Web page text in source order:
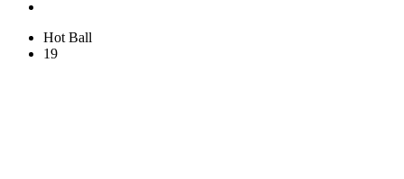
Hot Ball
19